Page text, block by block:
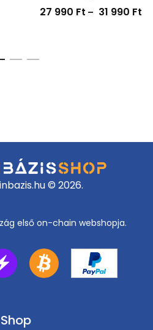
27 990 Ft – 31 990 Ft
© 2026.
első on-chain webshopja.
Shop